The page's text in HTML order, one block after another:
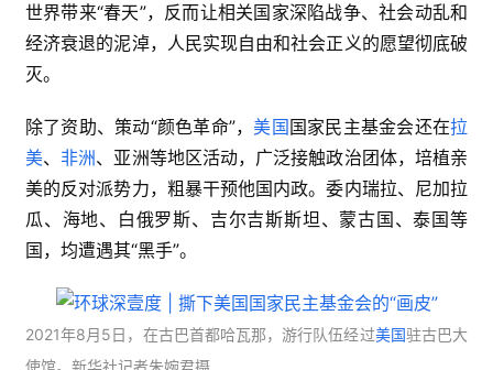
世界带来“春天”，反而让相关国家深陷战争、社会动乱和
经济衰退的泥淖，人民实现自由和社会正义的愿望彻底破
灭。
除了资助、策动“颜色革命”，美国 国家民主基金会还在拉
美、非洲、亚洲等地区活动，广泛接触政治团体，培植亲
美的反对派势力，粗暴干预他国内政。委内瑞拉、尼加拉
瓜、海地、白俄罗斯、吉尔吉斯斯坦、蒙古国、泰国等
国，均遭遇其“黑手”。
2021年8月5日，在古巴首都哈瓦那，游行队伍经过美国驻古巴大